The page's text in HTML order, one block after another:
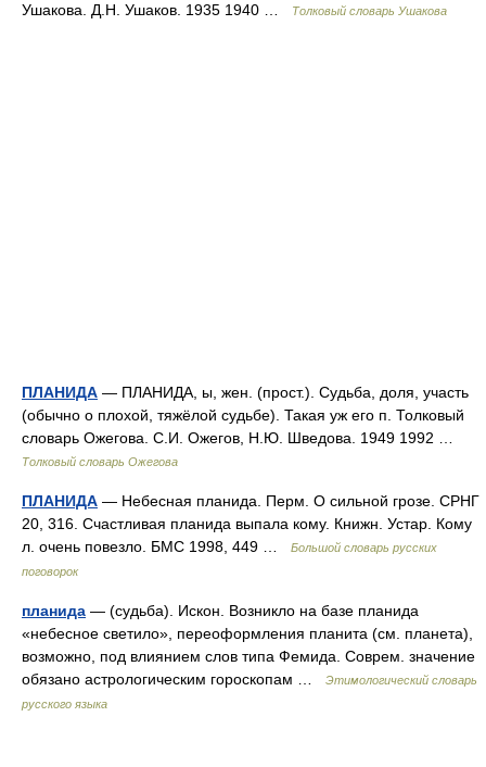
Ушакова. Д.Н. Ушаков. 1935 1940 … Толковый словарь Ушакова
ПЛАНИДА — ПЛАНИДА, ы, жен. (прост.). Судьба, доля, участь
(обычно о плохой, тяжёлой судьбе). Такая уж его п. Толковый
словарь Ожегова. С.И. Ожегов, Н.Ю. Шведова. 1949 1992 …
Толковый словарь Ожегова
ПЛАНИДА — Небесная планида. Перм. О сильной грозе. СРНГ
20, 316. Счастливая планида выпала кому. Книжн. Устар. Кому
л. очень повезло. БМС 1998, 449 …
Большой словарь русских
поговорок
планида — (судьба). Искон. Возникло на базе планида
«небесное светило», переоформления планита (см. планета),
возможно, под влиянием слов типа Фемида. Соврем. значение
обязано астрологическим гороскопам …
Этимологический словарь
русского языка